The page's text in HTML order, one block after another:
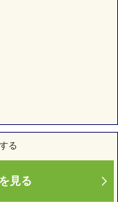
る
見る